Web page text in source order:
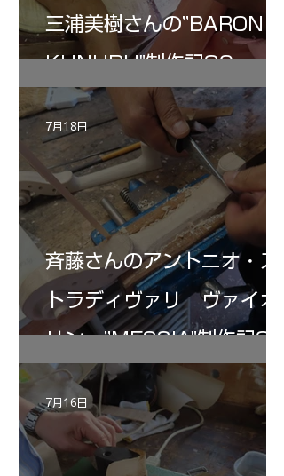
三浦美樹さんの”BARON・
KUNUPU"制作記30
斉藤さんのアントニオ・ス
トラディヴァリ ヴァイオ
リン ”MESSIA"制作記32
7月18日
7月16日